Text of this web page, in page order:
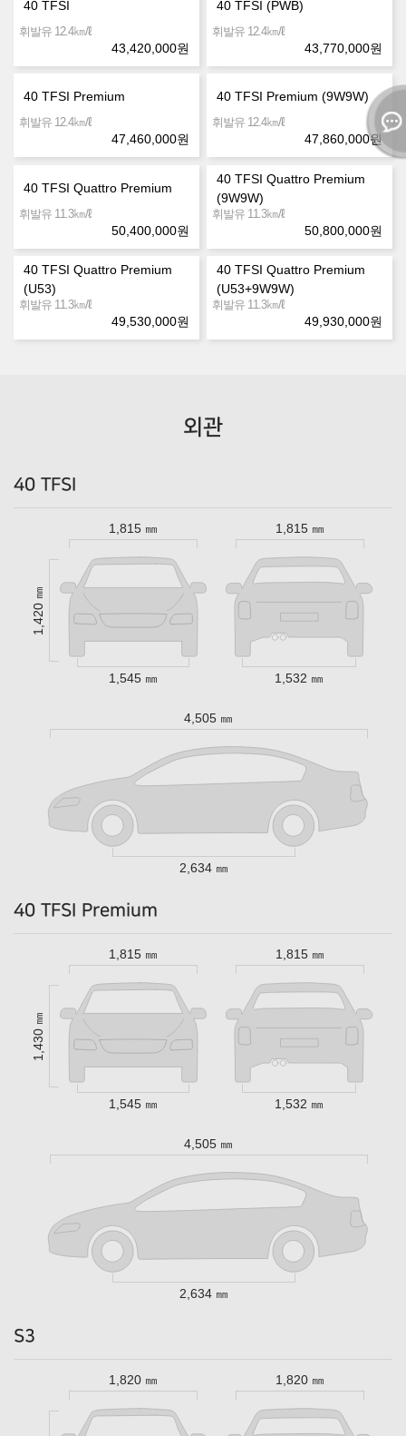
40 TFSI
휘발유 12.4㎞/ℓ
43,420,000원
40 TFSI (PWB)
휘발유 12.4㎞/ℓ
43,770,000원
40 TFSI Premium
휘발유 12.4㎞/ℓ
47,460,000원
40 TFSI Premium (9W9W)
휘발유 12.4㎞/ℓ
47,860,000원
40 TFSI Quattro Premium
휘발유 11.3㎞/ℓ
50,400,000원
40 TFSI Quattro Premium
(9W9W)
휘발유 11.3㎞/ℓ
50,800,000원
40 TFSI Quattro Premium
(U53)
휘발유 11.3㎞/ℓ
49,530,000원
40 TFSI Quattro Premium
(U53+9W9W)
휘발유 11.3㎞/ℓ
49,930,000원
외관
40 TFSI
1,815 ㎜ 1,815 ㎜
1,420 ㎜
1,545 ㎜ 1,532 ㎜
4,505 ㎜
2,634 ㎜
40 TFSI Premium
1,815 ㎜ 1,815 ㎜
1,430 ㎜
1,545 ㎜ 1,532 ㎜
4,505 ㎜
2,634 ㎜
S3
1,820 ㎜ 1,820 ㎜